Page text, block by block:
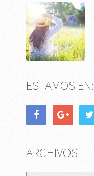
ESTAMOS EN:
ARCHIVOS